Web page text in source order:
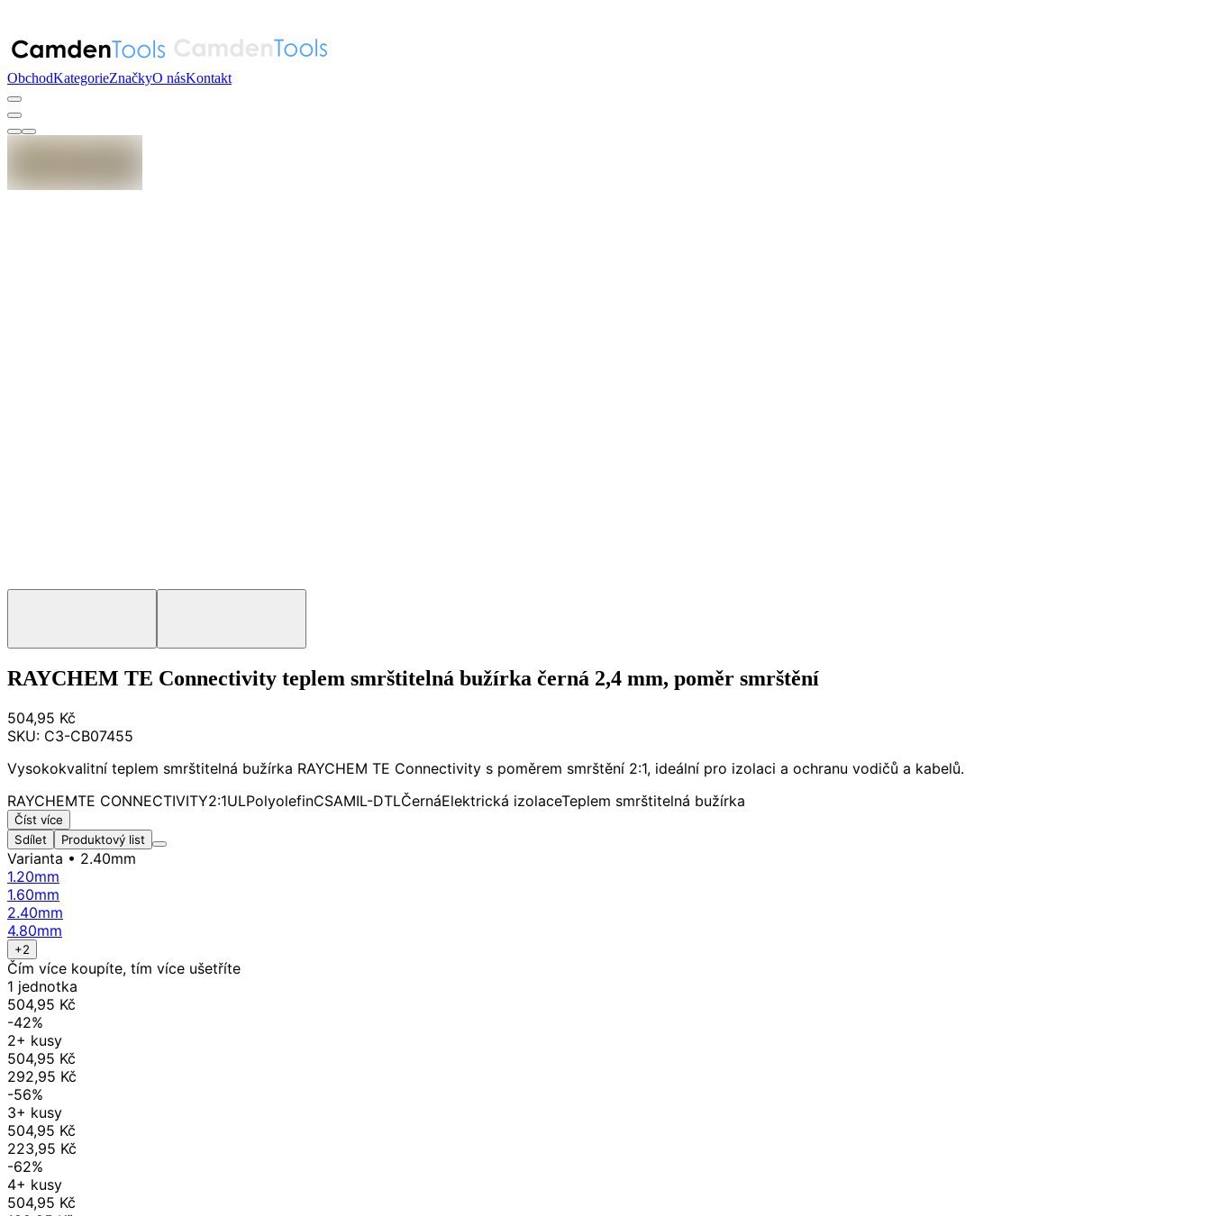
ObchodKategorieZnačkyO násKontakt
RAYCHEM TE Connectivity teplem smrštitelná bužírka černá 2,4 mm, poměr smrštění
504,95 Kč
SKU: C3-CB07455
Vysokokvalitní teplem smrštitelná bužírka RAYCHEM TE Connectivity s poměrem smrštění 2:1, ideální pro izolaci a ochranu vodičů a kabelů.
RAYCHEMTE CONNECTIVITY2:1ULPolyolefinCSAMIL-DTLČernáElektrická izolaceTeplem smrštitelná bužírka
Číst více
Sdílet
Produktový list
Varianta • 2.40mm
1.20mm
1.60mm
2.40mm
4.80mm
+2
Čím více koupíte, tím více ušetříte
1 jednotka
504,95 Kč
-42%
2+ kusy
504,95 Kč
292,95 Kč
-56%
3+ kusy
504,95 Kč
223,95 Kč
-62%
4+ kusy
504,95 Kč